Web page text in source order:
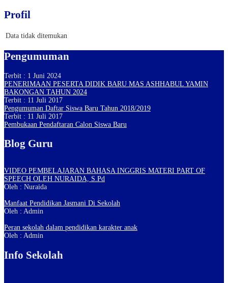
Profil
Data tidak ditemukan
Pengumuman
Terbit : 1 Juni 2024
PENERIMAAN PESERTA DIDIK BARU MAS ASHHABUL YAMIN
BAKONGAN TAHUN 2024
Terbit : 11 Juli 2017
Pengumuman Daftar Siswa Baru Tahun 2018/2019
Terbit : 11 Juli 2017
Pembukaan Pendaftaran Calon Siswa Baru
Blog Guru
VIDEO PEMBELAJARAN BAHASA INGGRIS MATERI PART OF
SPEECH OLEH NURAIDA, S.Pd
Oleh : Nuraida
Manfaat Pendidikan Jasmani Di Sekolah
Oleh : Admin
Peran sekolah dalam pendidikan karakter anak
Oleh : Admin
Info Sekolah